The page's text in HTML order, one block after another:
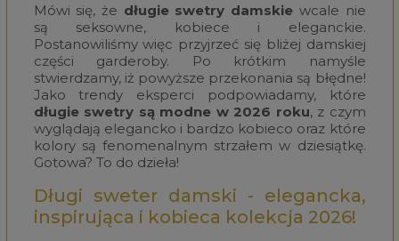
Mówi się, że długie swetry damskie wcale nie
są seksowne, kobiece i eleganckie.
Postanowiliśmy więc przyjrzeć się bliżej damskiej
części garderoby. Po krótkim namyśle
stwierdzamy, iż powyższe przekonania są błędne!
Jako trendy eksperci podpowiadamy, które
długie swetry są modne w 2026 roku, z czym
wyglądają elegancko i bardzo kobieco oraz które
kolory są fenomenalnym strzałem w dziesiątkę.
Gotowa? To do dzieła!
Długi sweter damski - elegancka,
inspirująca i kobieca kolekcja 2026!